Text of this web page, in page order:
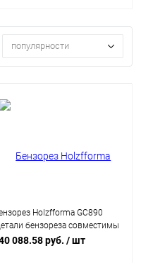
популярности
Holzfforma GC890
бензореза совместимы
Stihl TS800)
088.58 руб. / шт